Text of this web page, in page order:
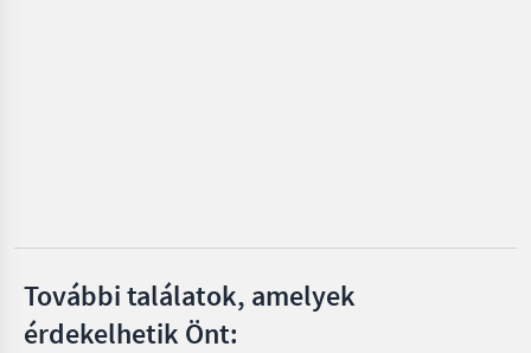
További találatok, amelyek
érdekelhetik Önt: